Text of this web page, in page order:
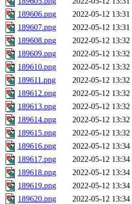
189606.png
2022-05-12 13:31
189607.png
2022-05-12 13:31
189608.png
2022-05-12 13:32
189609.png
2022-05-12 13:32
189610.png
2022-05-12 13:32
189611.png
2022-05-12 13:32
189612.png
2022-05-12 13:32
189613.png
2022-05-12 13:32
189614.png
2022-05-12 13:32
189615.png
2022-05-12 13:32
189616.png
2022-05-12 13:34
189617.png
2022-05-12 13:34
189618.png
2022-05-12 13:34
189619.png
2022-05-12 13:34
189620.png
2022-05-12 13:34